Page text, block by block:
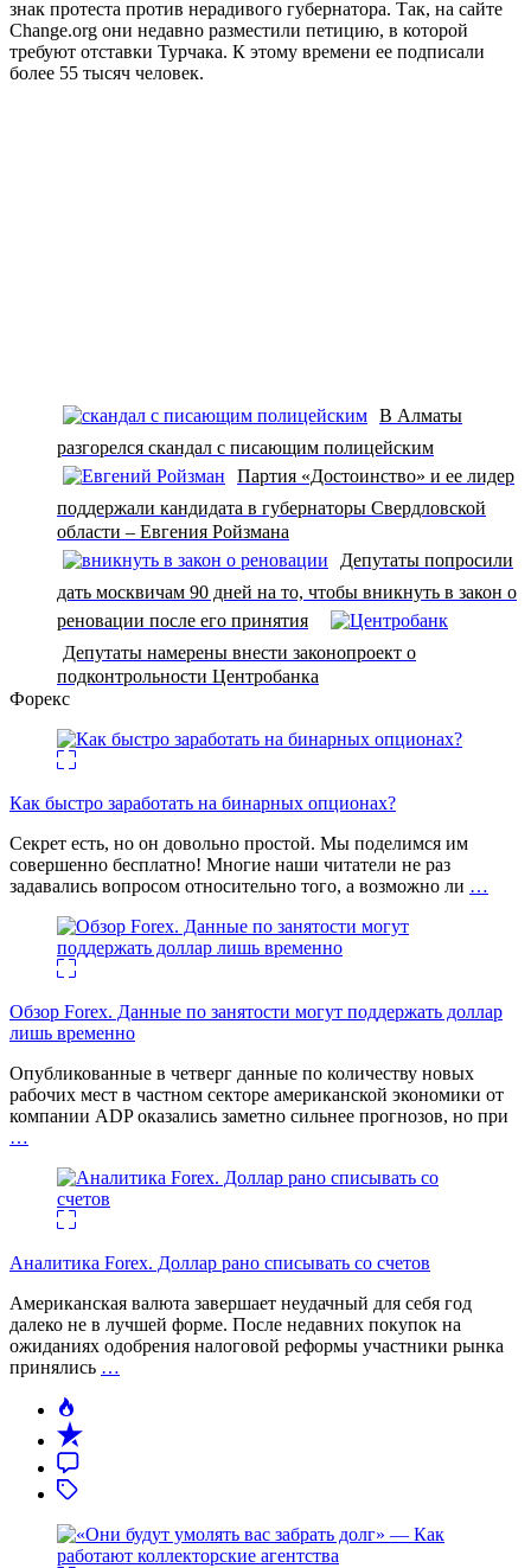
знак протеста против нерадивого губернатора. Так, на сайте
Change.org они недавно разместили петицию, в которой
требуют отставки Турчака. К этому времени ее подписали
более 55 тысяч человек.
В Алматы
разгорелся скандал с писающим полицейским
Партия «Достоинство» и ее лидер
поддержали кандидата в губернаторы Свердловской
области – Евгения Ройзмана
Депутаты попросили
дать москвичам 90 дней на то, чтобы вникнуть в закон о
реновации после его принятия
Депутаты намерены внести законопроект о
подконтрольности Центробанка
Форекс
Как быстро заработать на бинарных опционах?
Секрет есть, но он довольно простой. Мы поделимся им
совершенно бесплатно! Многие наши читатели не раз
задавались вопросом относительно того, а возможно ли …
Обзор Forex. Данные по занятости могут поддержать доллар
лишь временно
Опубликованные в четверг данные по количеству новых
рабочих мест в частном секторе американской экономики от
компании ADP оказались заметно сильнее прогнозов, но при
…
Аналитика Forex. Доллар рано списывать со счетов
Американская валюта завершает неудачный для себя год
далеко не в лучшей форме. После недавних покупок на
ожиданиях одобрения налоговой реформы участники рынка
принялись …